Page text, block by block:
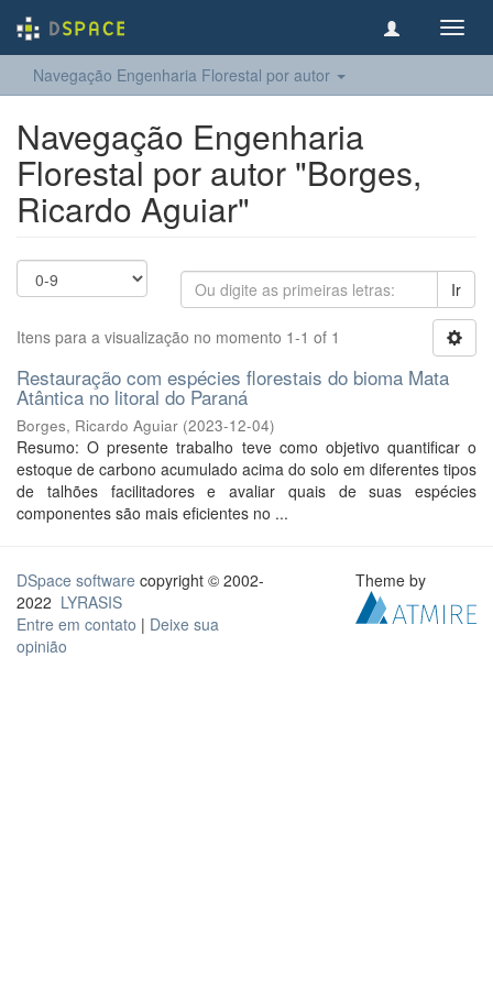
Navegação Engenharia Florestal por autor
Navegação Engenharia
Florestal por autor "Borges,
Ricardo Aguiar"
Ir
Itens para a visualização no momento 1-1 of 1
Restauração com espécies florestais do bioma Mata
Atântica no litoral do Paraná
Borges, Ricardo Aguiar (2023-12-04)
Resumo: O presente trabalho teve como objetivo quantificar o
estoque de carbono acumulado acima do solo em diferentes tipos
de talhões facilitadores e avaliar quais de suas espécies
componentes são mais eficientes no ...
DSpace software copyright © 2002-
2022 LYRASIS
Entre em contato | Deixe sua
opinião
Theme by